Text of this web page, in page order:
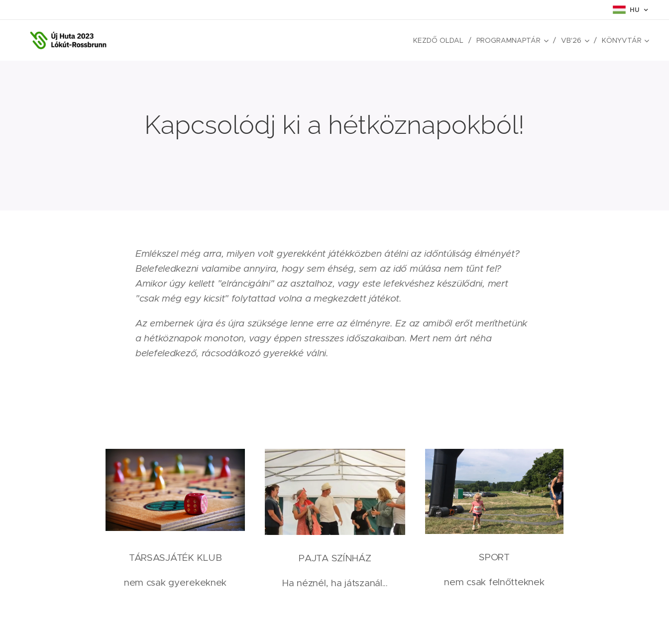
HU
KEZDŐ OLDAL PROGRAMNAPTÁR VB'26 KÖNYVTÁR
Kapcsolódj ki a hétköznapokból!
Emlékszel még arra, milyen volt gyerekként játékközben átélni az időntúliság élményét?
Belefeledkezni valamibe annyira, hogy sem éhség, sem az idő múlása nem tűnt fel?
Amikor úgy kellett "elráncigálni" az asztalhoz, vagy este lefekvéshez készülődni, mert
"csak még egy kicsit" folytattad volna a megkezdett játékot.
Az embernek újra és újra szüksége lenne erre az élményre. Ez az amiből erőt meríthetünk
a hétköznapok monoton, vagy éppen stresszes időszakaiban. Mert nem árt néha
belefeledkező, rácsodálkozó gyerekké válni.
TÁRSASJÁTÉK KLUB
nem csak gyerekeknek
PAJTA SZÍNHÁZ
Ha néznél, ha játszanál...
SPORT
nem csak felnőtteknek